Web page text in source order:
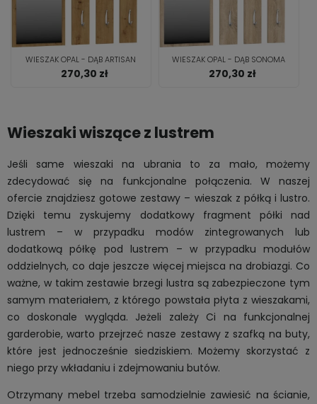
WIESZAK OPAL - DĄB ARTISAN
270,30 zł
WIESZAK OPAL - DĄB SONOMA
270,30 zł
Wieszaki wiszące z lustrem
Jeśli same wieszaki na ubrania to za mało, możemy
zdecydować się na funkcjonalne połączenia. W naszej
ofercie znajdziesz gotowe zestawy – wieszak z półką i lustro.
Dzięki temu zyskujemy dodatkowy fragment półki nad
lustrem – w przypadku modów zintegrowanych lub
dodatkową półkę pod lustrem – w przypadku modułów
oddzielnych, co daje jeszcze więcej miejsca na drobiazgi. Co
ważne, w takim zestawie brzegi lustra są zabezpieczone tym
samym materiałem, z którego powstała płyta z wieszakami,
co doskonale wygląda. Jeżeli zależy Ci na funkcjonalnej
garderobie, warto przejrzeć nasze zestawy z szafką na buty,
które jest jednocześnie siedziskiem. Możemy skorzystać z
niego przy wkładaniu i zdejmowaniu butów.
Otrzymany mebel trzeba samodzielnie zawiesić na ścianie,